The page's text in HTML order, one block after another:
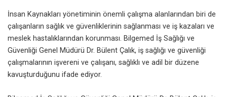
İnsan Kaynakları yönetiminin önemli çalışma alanlarından biri de
çalışanların sağlık ve güvenliklerinin sağlanması ve iş kazaları ve
meslek hastalıklarından korunması. Bilgemed İş Sağlığı ve
Güvenliği Genel Müdürü Dr. Bülent Çalık, iş sağlığı ve güvenliği
çalışmalarının işvereni ve çalışanı, sağlıklı ve adil bir düzene
kavuşturduğunu ifade ediyor.